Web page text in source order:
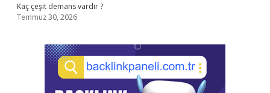
Kaç çeşit demans vardır ?
Temmuz 30, 2026